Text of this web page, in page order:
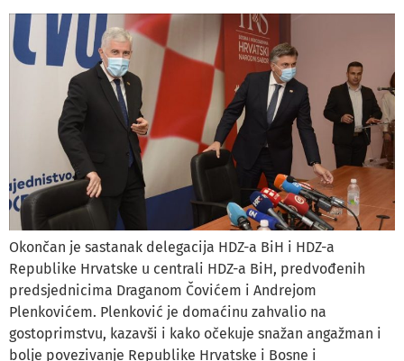
Okončan je sastanak delegacija HDZ-a BiH i HDZ-a
Republike Hrvatske u centrali HDZ-a BiH, predvođenih
predsjednicima Draganom Čovićem i Andrejom
Plenkovićem. Plenković je domaćinu zahvalio na
gostoprimstvu, kazavši i kako očekuje snažan angažman i
bolje povezivanje Republike Hrvatske i Bosne i